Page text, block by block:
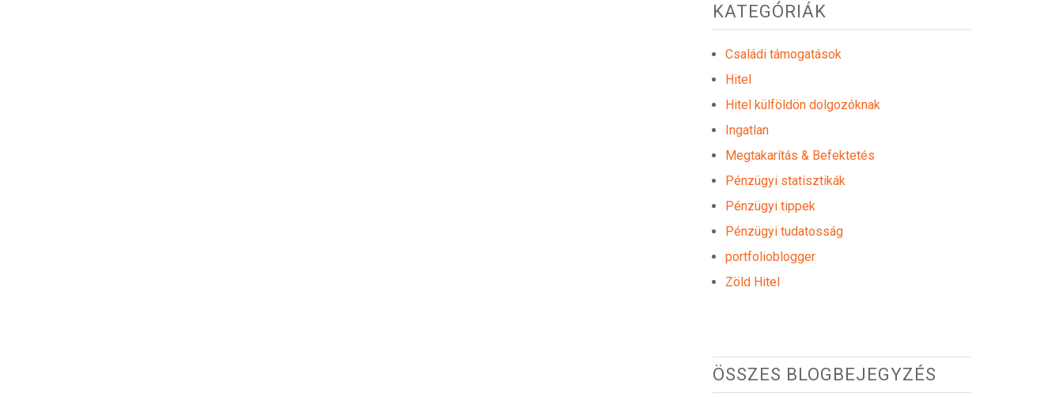
KATEGÓRIÁK
Családi támogatások
Hitel
Hitel külföldön dolgozóknak
Ingatlan
Megtakarítás & Befektetés
Pénzügyi statisztikák
Pénzügyi tippek
Pénzügyi tudatosság
portfolioblogger
Zöld Hitel
ÖSSZES BLOGBEJEGYZÉS